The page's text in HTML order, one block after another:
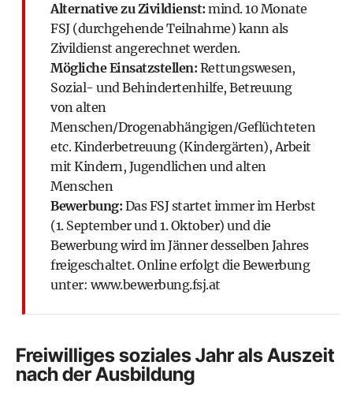
Alternative zu Zivildienst: mind. 10 Monate
FSJ (durchgehende Teilnahme) kann als
Zivildienst angerechnet werden.
Mögliche Einsatzstellen: Rettungswesen,
Sozial- und Behindertenhilfe, Betreuung
von alten
Menschen/Drogenabhängigen/Geflüchteten
etc. Kinderbetreuung (Kindergärten), Arbeit
mit Kindern, Jugendlichen und alten
Menschen
Bewerbung: Das FSJ startet immer im Herbst
(1. September und 1. Oktober) und die
Bewerbung wird im Jänner desselben Jahres
freigeschaltet. Online erfolgt die Bewerbung
unter: www.bewerbung.fsj.at
Freiwilliges soziales Jahr als Auszeit
nach der Ausbildung